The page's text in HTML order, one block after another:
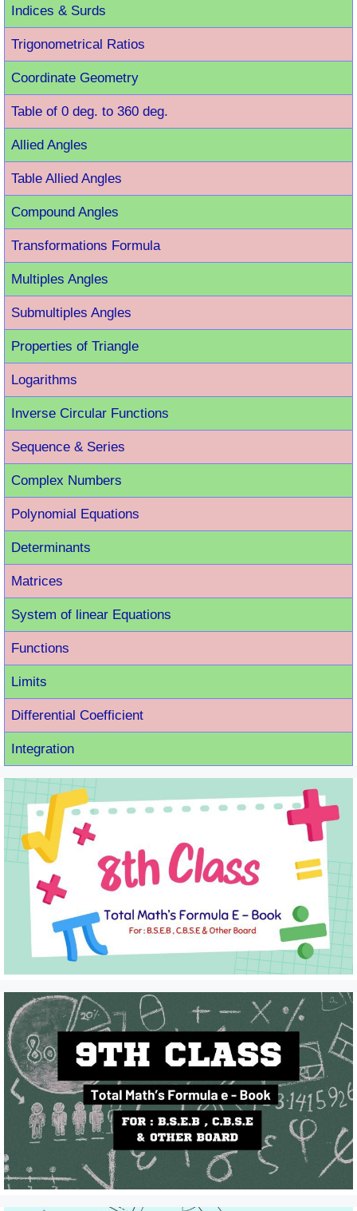
Indices & Surds
Trigonometrical Ratios
Coordinate Geometry
Table of 0 deg. to 360 deg.
Allied Angles
Table Allied Angles
Compound Angles
Transformations Formula
Multiples Angles
Submultiples Angles
Properties of Triangle
Logarithms
Inverse Circular Functions
Sequence & Series
Complex Numbers
Polynomial Equations
Determinants
Matrices
System of linear Equations
Functions
Limits
Differential Coefficient
Integration